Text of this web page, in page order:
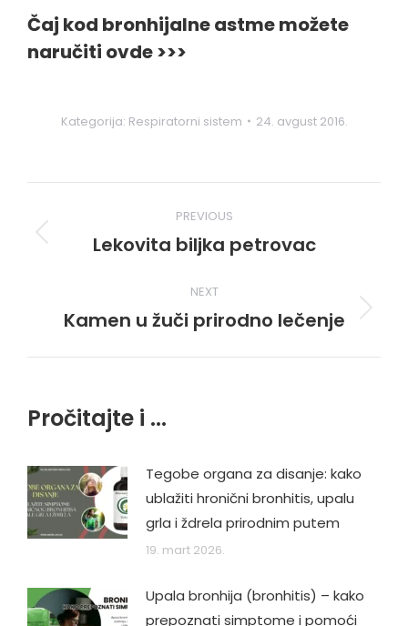
Čaj kod bronhijalne astme možete
naručiti ovde >>>
Kategorija: Respiratorni sistem 24. avgust 2016.
navigation
PREVIOUS
Previous
Lekovita biljka petrovac
NEXT
Next
Kamen u žuči prirodno lečenje
Pročitajte i ...
Tegobe organa za disanje: kako
ublažiti hronični bronhitis, upalu
grla i ždrela prirodnim putem
19. mart 2026.
Upala bronhija (bronhitis) – kako
prepoznati simptome i pomoći